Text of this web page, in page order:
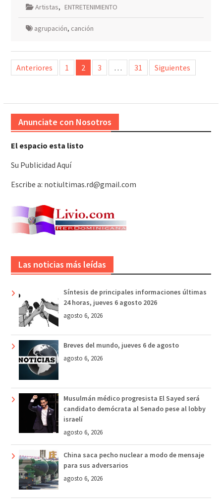
Artistas, ENTRETENIMIENTO
agrupación, canción
Paginación
deAnteriores 1 2 3 … 31 Siguientes
Anunciate con Nosotros
El espacio esta listo
Su Publicidad Aquí
Escribe a: notiultimas.rd@gmail.com
Las noticias más leídas
Síntesis de principales informaciones últimas
24 horas, jueves 6 agosto 2026
agosto 6, 2026
Breves del mundo, jueves 6 de agosto
agosto 6, 2026
Musulmán médico progresista El Sayed será
candidato demócrata al Senado pese al lobby
israelí
agosto 6, 2026
China saca pecho nuclear a modo de mensaje
para sus adversarios
agosto 6, 2026